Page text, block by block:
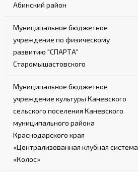
Абинский район
Муниципальное бюджетное
учреждение по физическому
развитию "СПАРТА"
Старомышастовского
Муниципальное бюджетное
учреждение культуры Каневского
сельского поселения Каневского
муниципального района
Краснодарского края
«Централизованная клубная система
«Колос»